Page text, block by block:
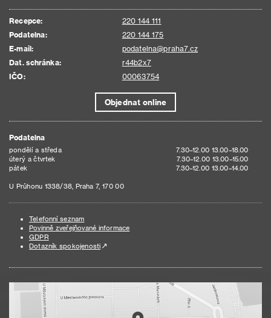
Recepce:
220 144 111
Podatelna:
220 144 175
E-mail:
podatelna@praha7.cz
Dat. schránka:
r44b2x7
IČO:
00063754
Objednat online
Podatelna
pondělí a středa
7.30–12.00 13.00–18.00
úterý a čtvrtek
7.30–12.00 13.00–15.00
pátek
7.30–12.00 13.00–14.00
U Průhonu 1338/38, Praha 7, 170 00
Telefonní seznam
Povinně zveřejňované informace
GDPR
Dotazník spokojenosti